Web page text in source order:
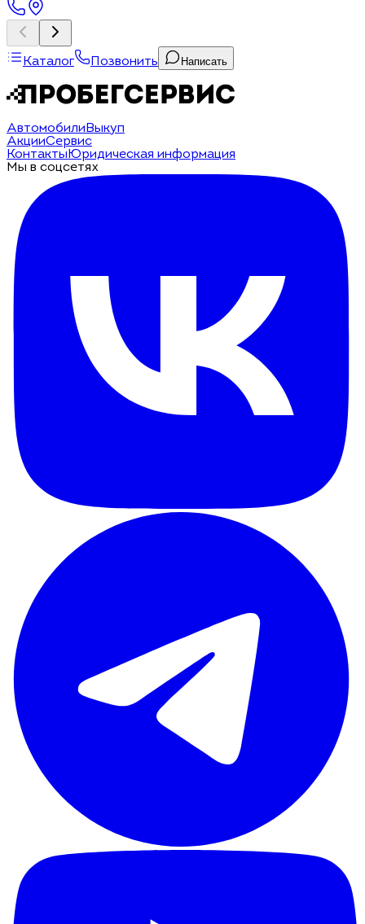
Каталог Позвонить Написать
Автомобили Выкуп
АкцииСервис
Контакты Юридическая информация
Мы в соцсетях